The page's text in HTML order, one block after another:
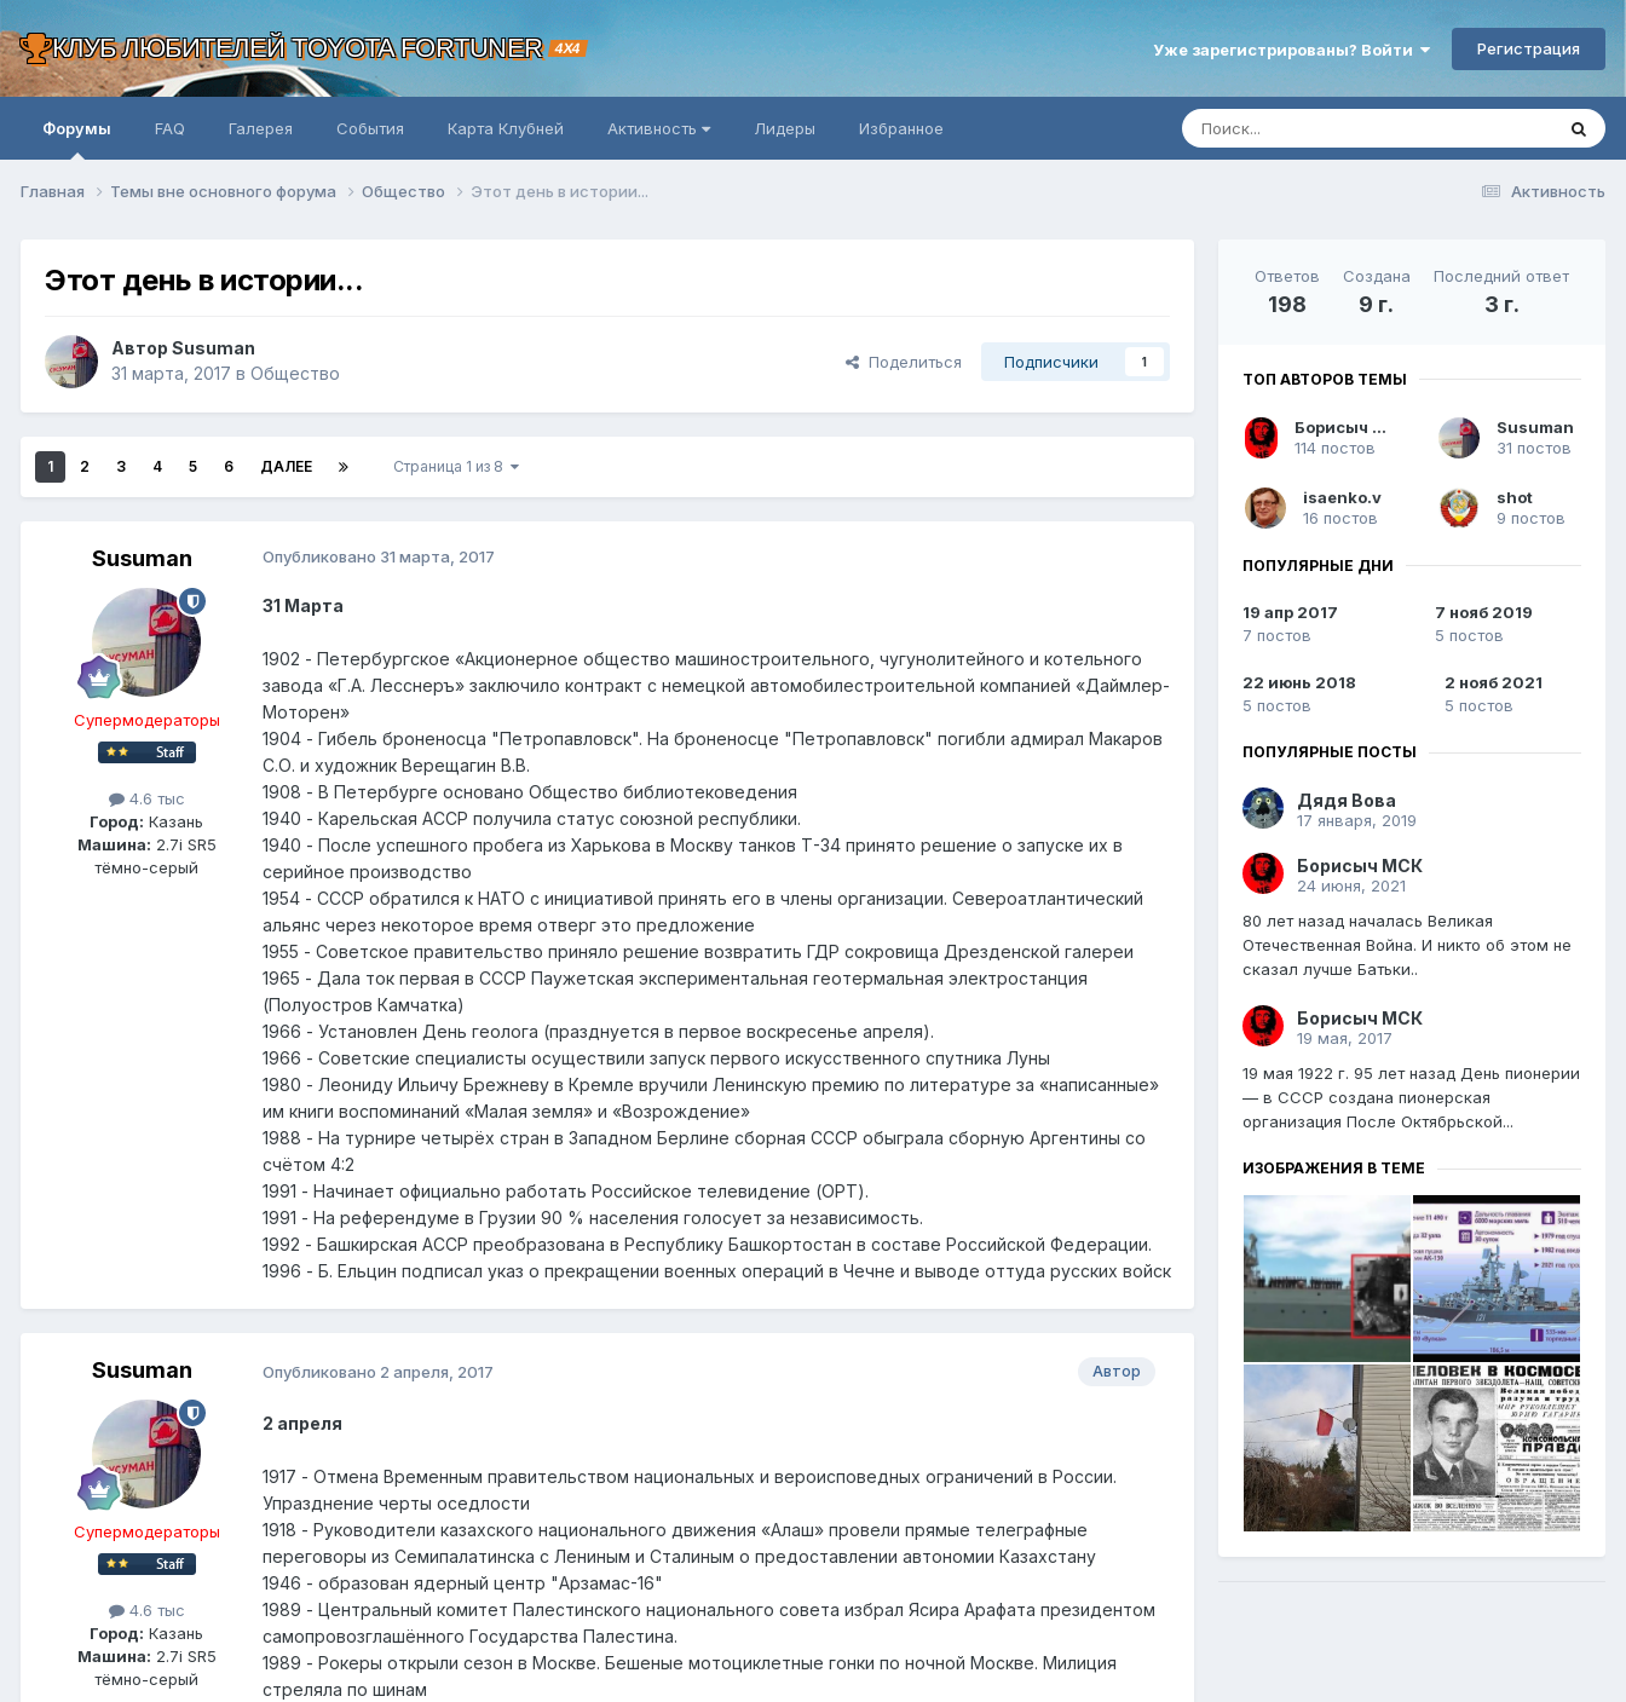
КЛУБ ЛЮБИТЕЛЕЙ TOYOTA FORTUNER 4X4 Уже зарегистрированы? Войти Регистрация
Форумы FAQ Галерея События Карта Клубней Активность Лидеры Избранное
Активность
Главная Темы вне основного форума Общество Этот день в истории...
Этот день в истории...
Автор Susuman
31 марта, 2017 в Общество
Поделиться Подписчики 1
1 2 3 4 5 6 ДАЛЕЕ Страница 1 из 8
Susuman
Супермодераторы
4.6 тыс
Город: Казань
Машина: 2.7i SR5
тёмно-серый
Опубликовано 31 марта, 2017
31 Марта
1902 - Петербургское «Акционерное общество машиностроительного, чугунолитейного и котельного
завода «Г.А. Лесснеръ» заключило контракт с немецкой автомобилестроительной компанией «Даймлер-
Моторен»
1904 - Гибель броненосца "Петропавловск". На броненосце "Петропавловск" погибли адмирал Макаров
С.О. и художник Верещагин В.В.
1908 - В Петербурге основано Общество библиотековедения
1940 - Карельская АССР получила статус союзной республики.
1940 - После успешного пробега из Харькова в Москву танков Т-34 принято решение о запуске их в
серийное производство
1954 - СССР обратился к НАТО с инициативой принять его в члены организации. Североатлантический
альянс через некоторое время отверг это предложение
1955 - Советское правительство приняло решение возвратить ГДР сокровища Дрезденской галереи
1965 - Дала ток первая в СССР Паужетская экспериментальная геотермальная электростанция
(Полуостров Камчатка)
1966 - Установлен День геолога (празднуется в первое воскресенье апреля).
1966 - Советские специалисты осуществили запуск первого искусственного спутника Луны
1980 - Леониду Ильичу Брежневу в Кремле вручили Ленинскую премию по литературе за «написанные»
им книги воспоминаний «Малая земля» и «Возрождение»
1988 - На турнире четырёх стран в Западном Берлине сборная СССР обыграла сборную Аргентины со
счётом 4:2
1991 - Начинает официально работать Российское телевидение (ОРТ).
1991 - На референдуме в Грузии 90 % населения голосует за независимость.
1992 - Башкирская АССР преобразована в Республику Башкортостан в составе Российской Федерации.
1996 - Б. Ельцин подписал указ о прекращении военных операций в Чечне и выводе оттуда русских войск
Susuman
Супермодераторы
4.6 тыс
Город: Казань
Машина: 2.7i SR5
тёмно-серый
Автор
Опубликовано 2 апреля, 2017
2 апреля
1917 - Отмена Временным правительством национальных и вероисповедных ограничений в России.
Упразднение черты оседлости
1918 - Руководители казахского национального движения «Алаш» провели прямые телеграфные
переговоры из Семипалатинска с Лениным и Сталиным о предоставлении автономии Казахстану
1946 - образован ядерный центр "Арзамас-16"
1989 - Центральный комитет Палестинского национального совета избрал Ясира Арафата президентом
самопровозглашённого Государства Палестина.
1989 - Рокеры открыли сезон в Москве. Бешеные мотоциклетные гонки по ночной Москве. Милиция
стреляла по шинам
Ответов
198
Создана
9 г.
Последний ответ
3 г.
ТОП АВТОРОВ ТЕМЫ
Борисыч МСК
114 постов
Susuman
31 постов
isaenko.v
16 постов
shot
9 постов
ПОПУЛЯРНЫЕ ДНИ
19 апр 2017
7 постов
7 нояб 2019
5 постов
22 июнь 2018
5 постов
2 нояб 2021
5 постов
ПОПУЛЯРНЫЕ ПОСТЫ
Дядя Вова
17 января, 2019
Борисыч МСК
24 июня, 2021
80 лет назад началась Великая
Отечественная Война. И никто об этом не
сказал лучше Батьки..
Борисыч МСК
19 мая, 2017
19 мая 1922 г. 95 лет назад День пионерии
— в СССР создана пионерская
организация После Октябрьской...
ИЗОБРАЖЕНИЯ В ТЕМЕ